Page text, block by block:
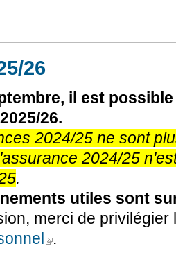
26
il est
26.
2024/25 ne sont
2024/25
.
utiles sont
merci de privilégier
.